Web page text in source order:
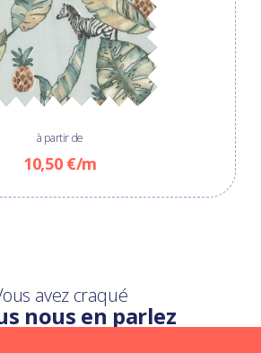
à partir de
10,50 €/m
avez craqué
nous en parlez